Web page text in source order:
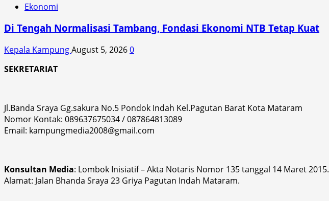
Ekonomi
Di Tengah Normalisasi Tambang, Fondasi Ekonomi NTB Tetap Kuat
Kepala KampungAugust 5, 20260
SEKRETARIAT
Jl.Banda Sraya Gg.sakura No.5 Pondok Indah Kel.Pagutan Barat Kota Mataram
Nomor Kontak: 089637675034 / 087864813089
Email: kampungmedia2008@gmail.com
Konsultan Media: Lombok Inisiatif – Akta Notaris Nomor 135 tanggal 14 Maret 2015.
Alamat: Jalan Bhanda Sraya 23 Griya Pagutan Indah Mataram.